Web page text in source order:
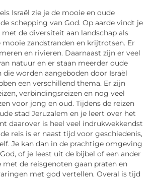
Israël zie je de mooie en oude
schepping van God. Op aarde vindt je
met de diversiteit aan landschap als
mooie zandstranden en krijtrotsen. Er
en rivieren. Daarnaast zijn er veel
natuur en er staan meerder oude
die worden aangeboden door Israël
een verschillend thema. Er zijn
verbindingsreizen en nog veel
voor jong en oud. Tijdens de reizen
stad Jeruzalem en je leert over het
daarover is heel veel indrukwekkendst
reis is er naast tijd voor geschiedenis,
Je kan dan in de prachtige omgeving
of je leest uit de bijbel of een ander
met de reisgenoten gaan praten en
met god vertellen. Overal is tijd